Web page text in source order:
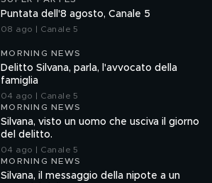
Puntata dell'8 agosto, Canale 5
08 ago | Canale 5
MORNING NEWS
Delitto Silvana, parla, l'avvocato della
famiglia
04 ago | Canale 5
MORNING NEWS
Silvana, visto un uomo che usciva il giorno
del delitto.
04 ago | Canale 5
MORNING NEWS
Silvana, il messaggio della nipote a un